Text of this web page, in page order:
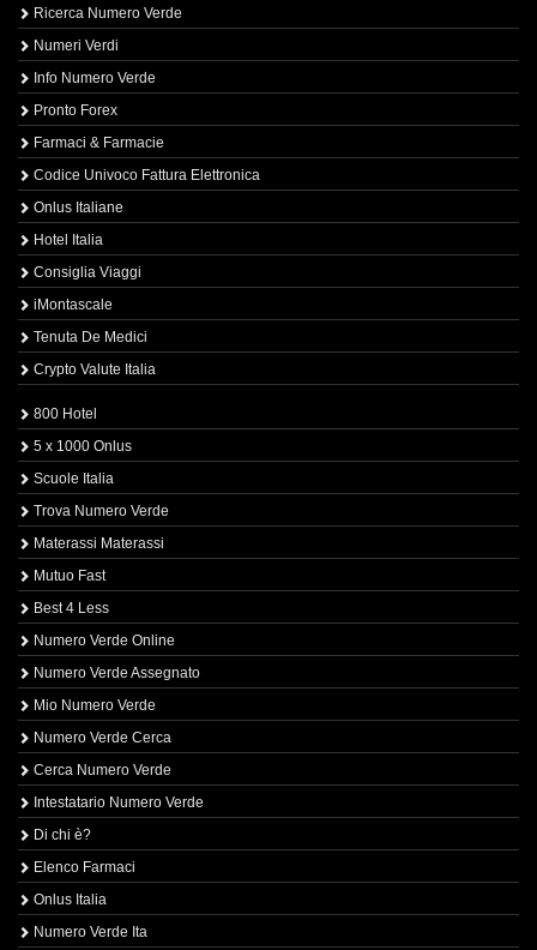
Ricerca Numero Verde
Numeri Verdi
Info Numero Verde
Pronto Forex
Farmaci & Farmacie
Codice Univoco Fattura Elettronica
Onlus Italiane
Hotel Italia
Consiglia Viaggi
iMontascale
Tenuta De Medici
Crypto Valute Italia
800 Hotel
5 x 1000 Onlus
Scuole Italia
Trova Numero Verde
Materassi Materassi
Mutuo Fast
Best 4 Less
Numero Verde Online
Numero Verde Assegnato
Mio Numero Verde
Numero Verde Cerca
Cerca Numero Verde
Intestatario Numero Verde
Di chi è?
Elenco Farmaci
Onlus Italia
Numero Verde Ita